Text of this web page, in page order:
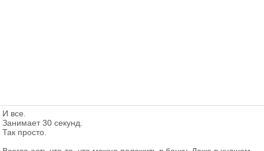
И все.
Занимает 30 секунд.
Так просто.